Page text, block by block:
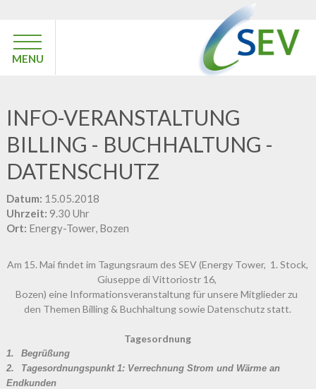
MENU
INFO-VERANSTALTUNG
BILLING - BUCHHALTUNG -
DATENSCHUTZ
Datum: 15.05.2018
Uhrzeit: 9.30 Uhr
Ort: Energy-Tower, Bozen
Am 15. Mai findet im Tagungsraum des SEV (Energy Tower, 1. Stock,
Giuseppe di Vittoriostr 16,
Bozen) eine Informationsveranstaltung für unsere Mitglieder zu
den Themen Billing & Buchhaltung sowie Datenschutz statt.
Tagesordnung
1.
Begrüßung
2.
Tagesordnungspunkt 1: Verrechnung Strom und Wärme an
Endkunden